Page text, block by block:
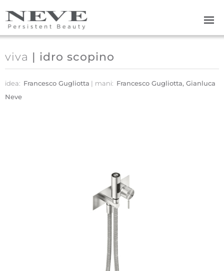
Skip to main content
viva | idro scopino
idea: Francesco Gugliotta mani: Francesco Gugliotta, Gianluca
Neve